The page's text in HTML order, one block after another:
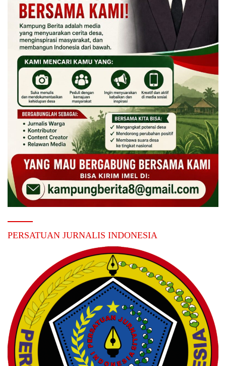
PERSATUAN JURNALIS INDONESIA